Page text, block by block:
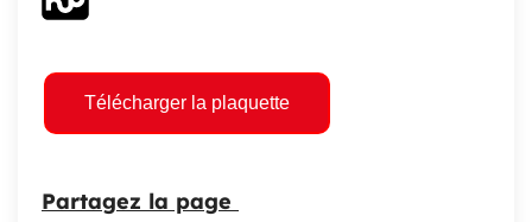
Télécharger la plaquette
Partagez la page